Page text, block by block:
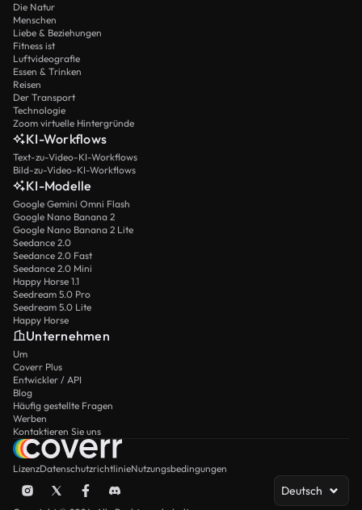
Die Natur
Menschen
Liebe & Beziehungen
Fitness ist
Luftvideografie
Essen & Trinken
Reisen
Der Transport
Technologie
Zoom virtuelle Hintergründe
KI-Workflows
Text-zu-Video-KI-Workflows
Bild-zu-Video-KI-Workflows
KI-Modelle
Google Gemini Omni Flash
Google Nano Banana 2
Google Nano Banana 2 Lite
Seedance 2.0
Seedance 2.0 Fast
Seedance 2.0 Mini
Happy Horse 1.1
Seedream 5.0 Pro
Seedream 5.0 Lite
Happy Horse
Unternehmen
Um
Coverr Plus
Entwickler / API
Blog
Häufig gestellte Fragen
Werben
Kontaktieren Sie uns
LizenzDatenschutzrichtlinieNutzungsbedingungen
Deutsch